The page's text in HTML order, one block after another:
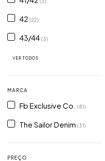
42 (22)
43/44 (3)
VER TODOS
MARCA
Fb Exclusive Co. (81)
The Sailor Denim (31)
PREÇO